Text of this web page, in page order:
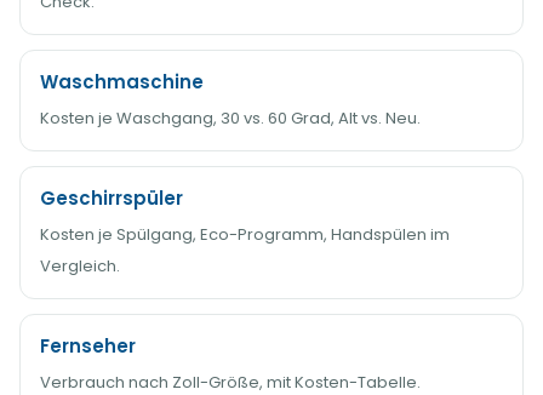
Waschmaschine
Kosten je Waschgang, 30 vs. 60 Grad, Alt vs. Neu.
Geschirrspüler
Kosten je Spülgang, Eco-Programm, Handspülen im
Vergleich.
Fernseher
Verbrauch nach Zoll-Größe, mit Kosten-Tabelle.